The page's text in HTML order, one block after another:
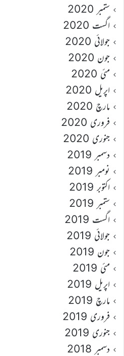
ستمبر 2020
اگست 2020
جولائی 2020
جون 2020
مئی 2020
اپریل 2020
مارچ 2020
فروری 2020
جنوری 2020
دسمبر 2019
نومبر 2019
اکتوبر 2019
ستمبر 2019
اگست 2019
جولائی 2019
جون 2019
مئی 2019
اپریل 2019
مارچ 2019
فروری 2019
جنوری 2019
دسمبر 2018